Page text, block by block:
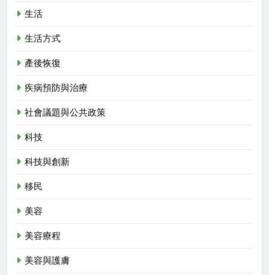
生活
生活方式
產後恢復
疾病預防與治療
社會議題與公共政策
科技
科技與創新
移民
美容
美容療程
美容與護膚